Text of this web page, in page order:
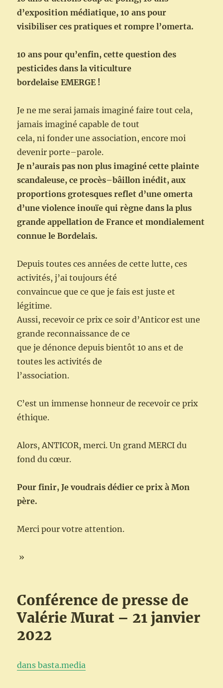
d’exposition médiatique, 10 ans pour
visibiliser ces pratiques et rompre l’omerta.
10 ans pour qu’enfin, cette question des
pesticides dans la viticulture
bordelaise EMERGE !
Je ne me serai jamais imaginé faire tout cela,
jamais imaginé capable de tout
cela, ni fonder une association, encore moi
devenir porte–parole.
Je n’aurais pas non plus imaginé cette plainte
scandaleuse, ce procès–bâillon inédit, aux
proportions grotesques reflet d’une omerta
d’une violence inouïe qui règne dans la plus
grande appellation de France et mondialement
connue le Bordelais.
Depuis toutes ces années de cette lutte, ces
activités, j’ai toujours été
convaincue que ce que je fais est juste et
légitime.
Aussi, recevoir ce prix ce soir d’Anticor est une
grande reconnaissance de ce
que je dénonce depuis bientôt 10 ans et de
toutes les activités de
l’association.
C’est un immense honneur de recevoir ce prix
éthique.
Alors, ANTICOR, merci. Un grand MERCI du
fond du cœur.
Pour finir, Je voudrais dédier ce prix à Mon
père.
Merci pour votre attention.
»
Conférence de presse de
Valérie Murat – 21 janvier
2022
dans basta.media